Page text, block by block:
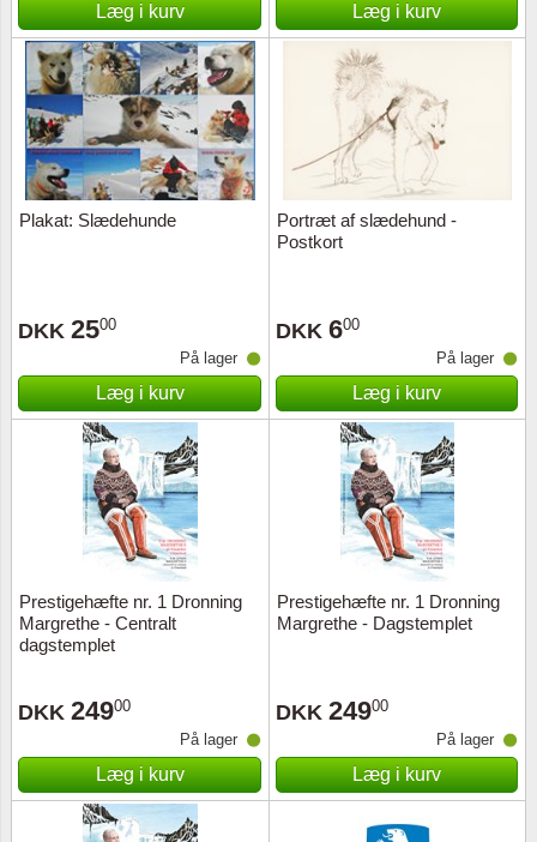
Læg i kurv Læg i kurv
Plakat: Slædehunde
DKK 2500
På lager
Læg i kurv
Portræt af slædehund -
Postkort
DKK 600
På lager
Læg i kurv
Prestigehæfte nr. 1 Dronning
Margrethe - Centralt
dagstemplet
DKK 24900
På lager
Læg i kurv
Prestigehæfte nr. 1 Dronning
Margrethe - Dagstemplet
DKK 24900
På lager
Læg i kurv